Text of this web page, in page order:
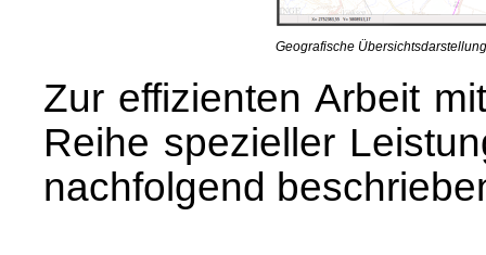
Geografische
Zur effizienten Arbeit
Reihe spezieller
nachfolgend